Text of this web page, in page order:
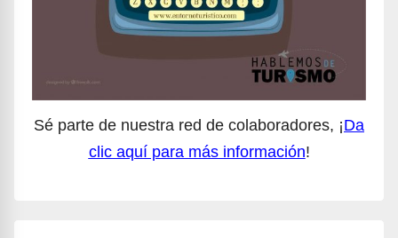
Sé parte de nuestra red de colaboradores, ¡Da
clic aquí para más información!